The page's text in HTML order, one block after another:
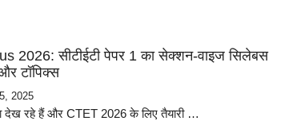
2026: सीटीईटी पेपर 1 का सेक्शन-वाइज सिलेबस
टॉपिक्स
2025
देख रहे हैं और CTET 2026 के लिए तैयारी …